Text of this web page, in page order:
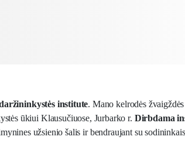
institute. Mano kelrodės
ūkiui Klausučiuose, Jurbarko r. Dirbdama
užsienio šalis ir bendraujant su